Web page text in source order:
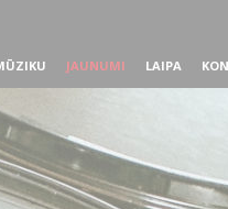
JAUNUMI LAIPA